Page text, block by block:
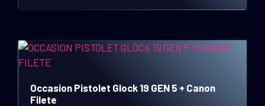
Occasion Pistolet Glock 19 GEN 5 + Canon
Filete